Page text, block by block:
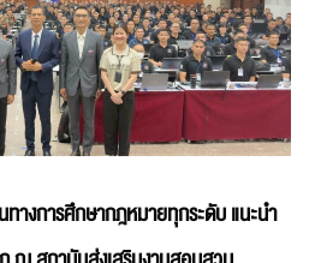
างการศึกษากฎหมายทุกระดับ แนะนำ